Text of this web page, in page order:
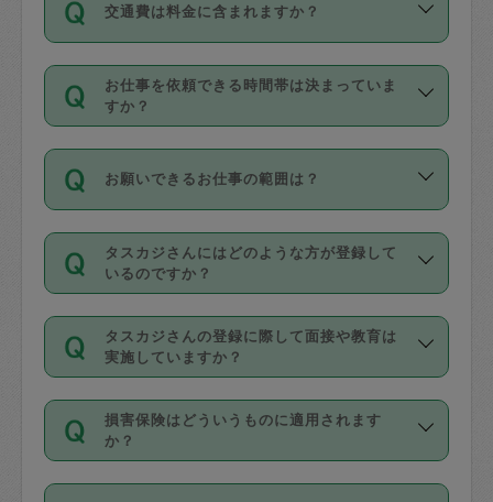
を行う際にご入力ください。プロフィー
ル登録時にはご入力いただかなくても大
丈夫です。
デビットカード・プリペイドカード（Vプ
リカ、au WALLETなど）は支払にはご利
銀行振込や現金払いも対応していませ
なお、タスカジさんの交通費も、依頼料
金のご請求と合わせてお支払いとなりま
動計算で表示されます。
隔週）」があり、「定期」の依頼は「ス
ポット」よりお得な料金でご利用できま
す。
定期の最低利用回数は設けていない代わ
りに、一定数を超えたキャンセルは有償
（例：毎週定期の場合は３回以上のキャ
ンセルが有償（1200円、隔週定期の場合
は２回以上のキャンセルが有償（1200
交通費は料金に含まれますか？
交通費は依頼料金とは別途発生し、依頼
料金のご請求と合わせてお支払いとなり
ます。交通費の金額は「依頼の詳細」に
お仕事を依頼できる時間帯は決まっていま
すか？
時間帯は3種類あります。いずれも１回あ
たり３時間です。
・ＡＭ ９時～１２時
・ＰＭ １３時～１６時
・夜 １８時～２１時
開始時間を２時間前後変更することが可
能です。依頼送信後、個別にタスカジさ
んにメッセージを送り調整してくださ
い。ただし、２時間を越えての調整はで
お願いできるお仕事の範囲は？
掃除、整理収納、洗濯、買い物、料理、
作り置きです。タスカジさんによってで
きる仕事の範囲が異なりますので、依頼
する前にタスカジさんのプロフィールで
確認してください。
基本的に、高所での作業や危険作業、屋
外での作業は対象外です。
タスカジさんにはどのような方が登録して
いるのですか？
主婦として長年の家事経験をお持ちの
方、栄養士・調理師といった資格者で保
育園や学校の給食やレストランで料理関
係の専門職に従事されていた方、日本で
すでにハウスキーパーや英語の先生とし
てお仕事をしているフィリピン出身の
タスカジさんの登録に際して面接や教育は
実施していますか？
応募の際に、各自事務局との面接と説明
を行っています。その後、身分証明書の
写真提出をしていただいています。外国
損害保険はどういうものに適用されます
か？
依頼者とタスカジさんとの間でタスカジ